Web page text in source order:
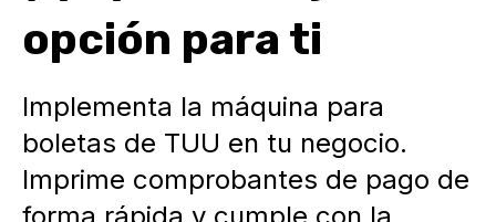
opción para ti
Implementa la máquina para
boletas de TUU en tu negocio.
Imprime comprobantes de pago de